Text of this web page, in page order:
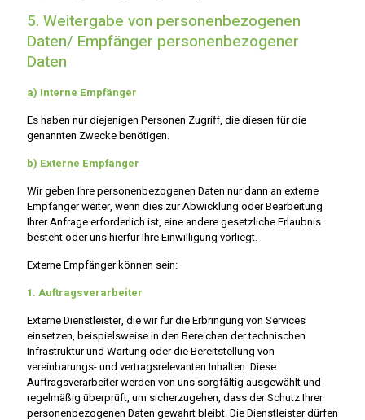
5. Weitergabe von personenbezogenen
Daten/ Empfänger personenbezogener
Daten
a) Interne Empfänger
Es haben nur diejenigen Personen Zugriff, die diesen für die
genannten Zwecke benötigen.
b) Externe Empfänger
Wir geben Ihre personenbezogenen Daten nur dann an externe
Empfänger weiter, wenn dies zur Abwicklung oder Bearbeitung
Ihrer Anfrage erforderlich ist, eine andere gesetzliche Erlaubnis
besteht oder uns hierfür Ihre Einwilligung vorliegt.
Externe Empfänger können sein:
1. Auftragsverarbeiter
Externe Dienstleister, die wir für die Erbringung von Services
einsetzen, beispielsweise in den Bereichen der technischen
Infrastruktur und Wartung oder die Bereitstellung von
vereinbarungs- und vertragsrelevanten Inhalten. Diese
Auftragsverarbeiter werden von uns sorgfältig ausgewählt und
regelmäßig überprüft, um sicherzugehen, dass der Schutz Ihrer
personenbezogenen Daten gewahrt bleibt. Die Dienstleister dürfen